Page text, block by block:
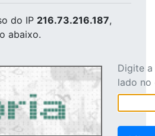
do IP 216.73.216.187,
abaixo.
Digite
lado no